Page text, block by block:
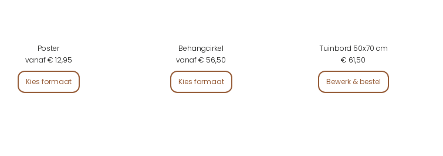
Poster
vanaf € 12,95
Kies formaat
Behangcirkel
vanaf € 56,50
Kies formaat
Tuinbord 50x70 cm
€ 61,50
Bewerk & bestel